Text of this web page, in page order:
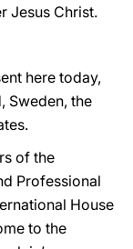
Jesus Christ.
here today,
Sweden, the
of the
Professional
House
to the